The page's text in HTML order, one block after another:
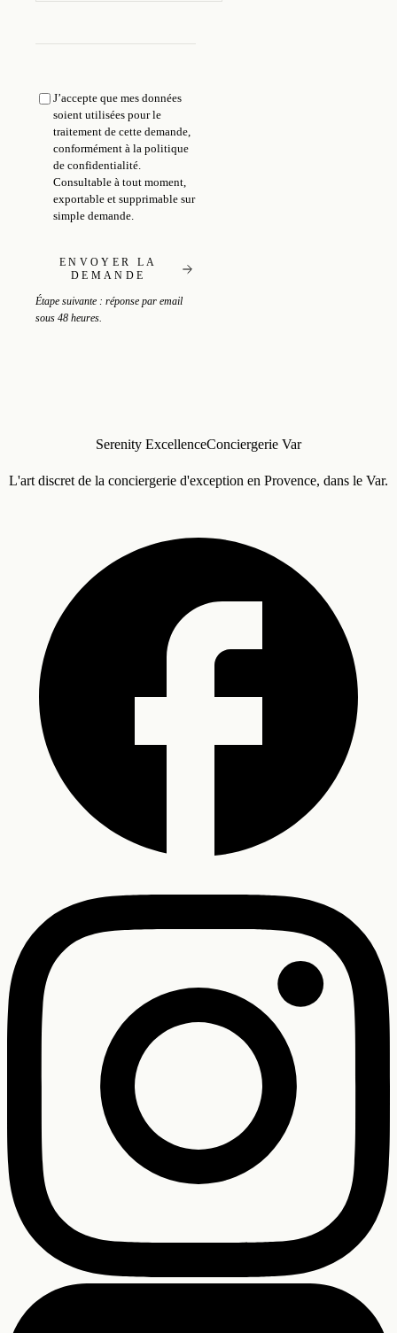
J’accepte que mes données
soient utilisées pour le
traitement de cette demande,
conformément à la politique
de confidentialité
Consultable à tout moment,
exportable et supprimable sur
simple demande.
ENVOYER LA
DEMANDE
Étape suivante : réponse par email
sous 48 heures.
Serenity ExcellenceConciergerie Var
L'art discret de la conciergerie d'exception en Provence, dans le Var.